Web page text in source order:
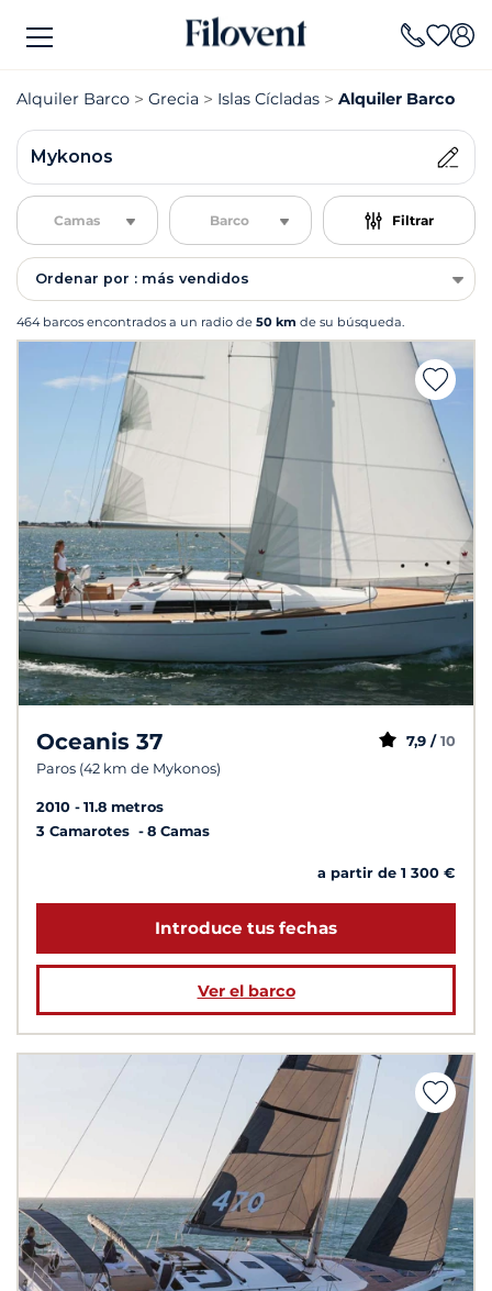
Alquiler Barco Grecia Islas Cícladas Alquiler Barco
Mykonos
Camas Barco Filtrar
Ordenar por : más vendidos
464 barcos encontrados a un radio de 50 km de su búsqueda.
Oceanis 37
Paros (42 km de Mykonos)
7,9 / 10
2010
11.8 metros
3 Camarotes
8 Camas
a partir de 1 300 €
Introduce tus fechas
Ver el barco